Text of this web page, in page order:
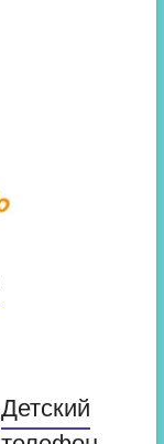
Детский